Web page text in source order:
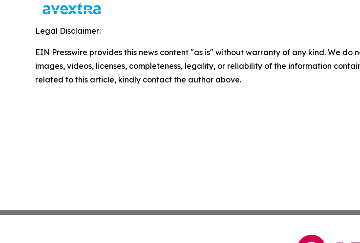
Legal Disclaimer:
EIN Presswire provides this news content "as is" without warranty of any kind. We
images, videos, licenses, completeness, legality, or reliability of the information
related to this article, kindly contact the author above.